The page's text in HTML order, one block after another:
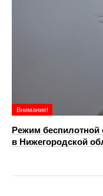
Внимание!
Режим беспилотной
в Нижегородской